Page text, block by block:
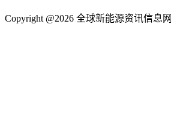
Copyright @2026 全球新能源资讯信息网